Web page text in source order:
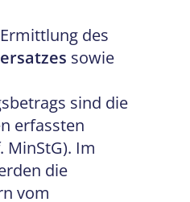
des
sowie
sind die
erfassten
MinStG). Im
die
vom